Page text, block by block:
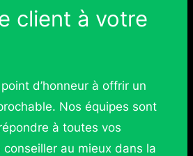
client à votre
d’honneur à offrir un
Nos équipes sont
à toutes vos
au mieux dans la